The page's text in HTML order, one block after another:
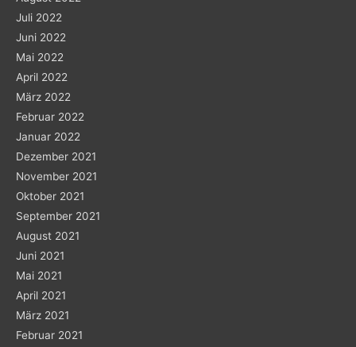
Juli 2022
Juni 2022
Mai 2022
April 2022
März 2022
Februar 2022
Januar 2022
Dezember 2021
November 2021
Oktober 2021
September 2021
August 2021
Juni 2021
Mai 2021
April 2021
März 2021
Februar 2021